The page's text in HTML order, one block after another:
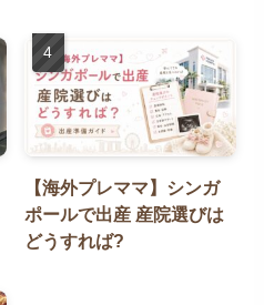
【海外プレママ】シンガ
ポールで出産 産院選びは
どうすれば?